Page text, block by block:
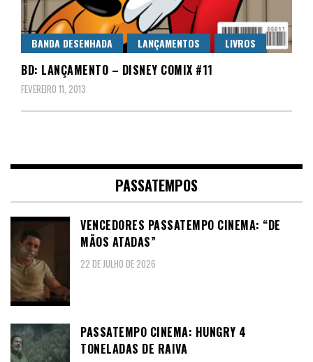
BANDA DESENHADA LANÇAMENTOS LIVROS
BD: LANÇAMENTO – DISNEY COMIX #11
FEVEREIRO 11, 2013
PASSATEMPOS
VENCEDORES PASSATEMPO CINEMA: “DE
MÃOS ATADAS”
22 DE JULHO DE 2026
PASSATEMPO CINEMA: HUNGRY 4
TONELADAS DE RAIVA